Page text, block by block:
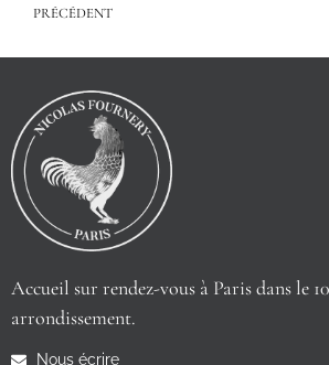
PRÉCÉDENT
Accueil sur rendez-vous à Paris dans le
arrondissement.
Nous écrire